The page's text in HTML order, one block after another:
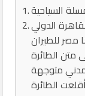
السياحية
الدولي
مصر للطيران
متن الطائرة
متوجهة
راكبا .. وقد أقلعت الطائرة